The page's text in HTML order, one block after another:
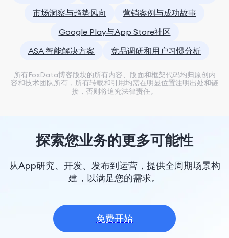
市场洞察与趋势风向
营销案例与成功故事
Google Play与App Store社区
ASA 智能解决方案
竞品调研和用户习惯分析
所有FoxData博客版块的所有内容、版面和框架代码均归原创内
容和技术团队所有，所有转载和引用均需在明显位置注明出处和链
接，否则将追究法律责任。
探索您业务的更多可能性
从App研究、开发、发布到运营，提供全周期场景构
建，以满足您的需求。
免费开始